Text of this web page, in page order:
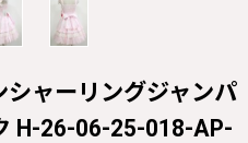
ャーリングジャンパ
H-26-06-25-018-AP-